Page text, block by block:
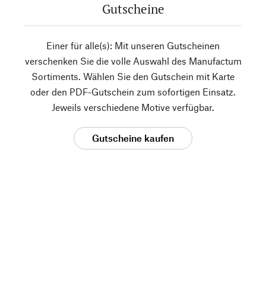
Gutscheine
Einer für alle(s): Mit unseren Gutscheinen
verschenken Sie die volle Auswahl des Manufactum
Sortiments. Wählen Sie den Gutschein mit Karte
oder den PDF-Gutschein zum sofortigen Einsatz.
Jeweils verschiedene Motive verfügbar.
Gutscheine kaufen